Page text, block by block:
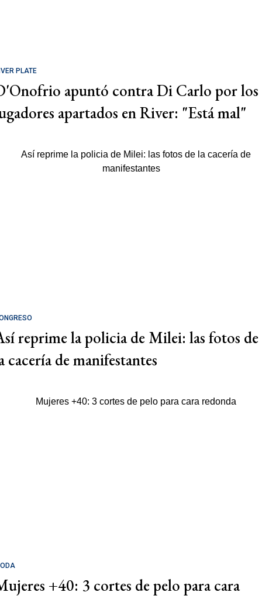
PLATE
apuntó contra Di Carlo por los
apartados en River: "Está mal"
reprime la policia de Milei: las fotos de
cacería de manifestantes
+40: 3 cortes de pelo para cara